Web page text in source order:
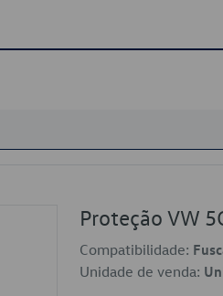
Proteção VW
Compatibilidade:
Unidade de venda: